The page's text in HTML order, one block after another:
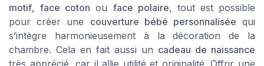
motif,face coton ou face polaire, tout est possible
pour créer une couverture bébé personnalisée qui
s’intègre harmonieusement à la décoration de la
chambre. Cela en fait aussi un cadeau de naissance
très apprécié, car il allie utilité et originalité. Offrir une